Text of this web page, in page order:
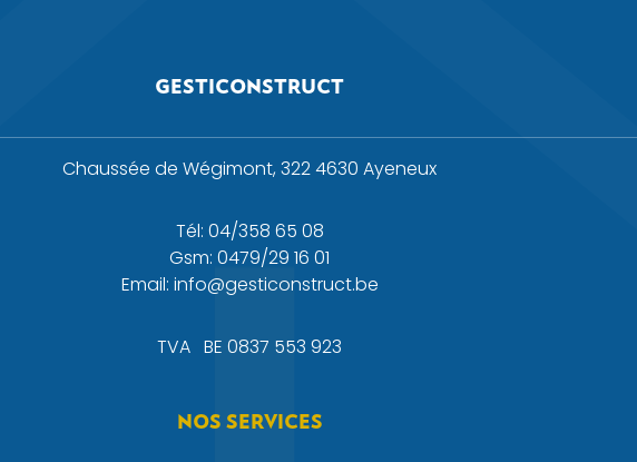
GESTICONSTRUCT
Chaussée de Wégimont, 322 4630 Ayeneux
Tél: 04/358 65 08
Gsm: 0479/29 16 01
Email: info@gesticonstruct.be
TVA BE 0837 553 923
NOS SERVICES